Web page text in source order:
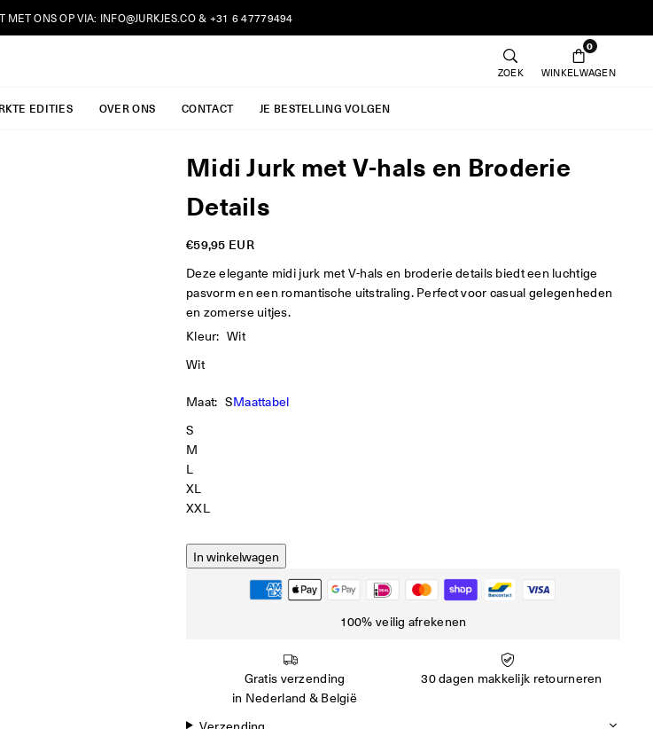
MET ONS OP VIA: INFO@JURKJES.CO& +31 6 47779494
ZOEK
0
WINKELWAGEN
EDITIES OVER ONS CONTACT JE BESTELLING VOLGEN
Midi Jurk met V-hals en Broderie
Details
Reguliere
prijs
€59,95 EUR
Deze elegante midi jurk met V-hals en broderie details biedt een luchtige
pasvorm en een romantische uitstraling. Perfect voor casual gelegenheden
en zomerse uitjes.
Kleur: Wit
Wit
Maat: SMaattabel
S
M
L
XL
XXL
In winkelwagen
100% veilig afrekenen
Gratis verzending
in Nederland & België
30 dagen makkelijk retourneren
Verzending